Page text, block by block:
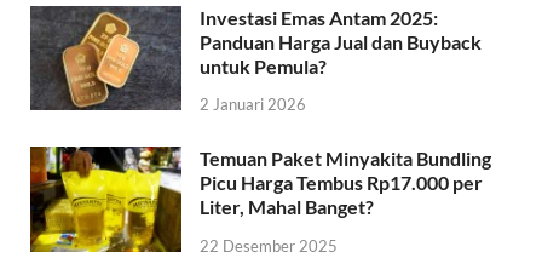
Investasi Emas Antam 2025:
Panduan Harga Jual dan Buyback
untuk Pemula?
2 Januari 2026
Temuan Paket Minyakita Bundling
Picu Harga Tembus Rp17.000 per
Liter, Mahal Banget?
22 Desember 2025